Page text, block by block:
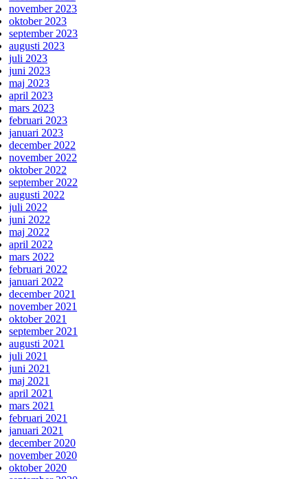
november 2023
oktober 2023
september 2023
augusti 2023
juli 2023
juni 2023
maj 2023
april 2023
mars 2023
februari 2023
januari 2023
december 2022
november 2022
oktober 2022
september 2022
augusti 2022
juli 2022
juni 2022
maj 2022
april 2022
mars 2022
februari 2022
januari 2022
december 2021
november 2021
oktober 2021
september 2021
augusti 2021
juli 2021
juni 2021
maj 2021
april 2021
mars 2021
februari 2021
januari 2021
december 2020
november 2020
oktober 2020